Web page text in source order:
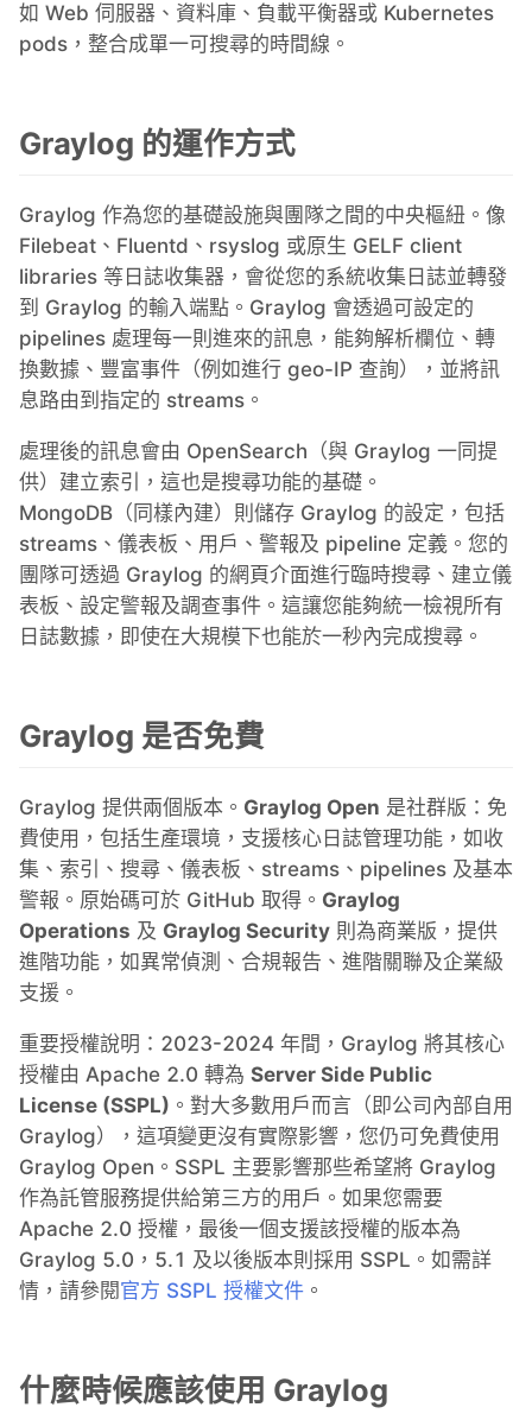
Nextcloud
Node.js
OpenSearch
PHP
Postfix
PostgreSQL
Prometheus
Redis®*
RethinkDB
Ruby
TimescaleDB
Valkey
Wazuh
如 Web 伺服器、資料庫、負載平衡器或 Kubernetes
pods，整合成單一可搜尋的時間線。
Graylog 的運作方式
Graylog 作為您的基礎設施與團隊之間的中央樞紐。像
Filebeat、Fluentd、rsyslog 或原生 GELF client
libraries 等日誌收集器，會從您的系統收集日誌並轉發
到 Graylog 的輸入端點。Graylog 會透過可設定的
pipelines 處理每一則進來的訊息，能夠解析欄位、轉
換數據、豐富事件（例如進行 geo-IP 查詢），並將訊
息路由到指定的 streams。
處理後的訊息會由 OpenSearch（與 Graylog 一同提
供）建立索引，這也是搜尋功能的基礎。
MongoDB（同樣內建）則儲存 Graylog 的設定，包括
streams、儀表板、用戶、警報及 pipeline 定義。您的
團隊可透過 Graylog 的網頁介面進行臨時搜尋、建立儀
表板、設定警報及調查事件。這讓您能夠統一檢視所有
日誌數據，即使在大規模下也能於一秒內完成搜尋。
Graylog 是否免費
Graylog 提供兩個版本。 Graylog Open 是社群版：免
費使用，包括生產環境，支援核心日誌管理功能，如收
集、索引、搜尋、儀表板、streams、pipelines 及基本
警報。原始碼可於 GitHub 取得。 Graylog
Operations 及 Graylog Security 則為商業版，提供
進階功能，如異常偵測、合規報告、進階關聯及企業級
支援。
重要授權說明：2023-2024 年間，Graylog 將其核心
授權由 Apache 2.0 轉為 Server Side Public
License (SSPL) 。對大多數用戶而言（即公司內部自用
Graylog），這項變更沒有實際影響，您仍可免費使用
Graylog Open。SSPL 主要影響那些希望將 Graylog
作為託管服務提供給第三方的用戶。如果您需要
Apache 2.0 授權，最後一個支援該授權的版本為
Graylog 5.0，5.1 及以後版本則採用 SSPL。如需詳
情，請參閱官方 SSPL 授權文件 。
什麼時候應該使用 Graylog